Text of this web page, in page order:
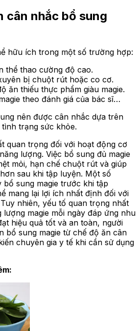
cân nhắc bổ sung
hữu ích trong một số trường hợp:
thể thao cường độ cao.
bị chuột rút hoặc co cơ.
ăn thiếu thực phẩm giàu magie.
theo đánh giá của bác sĩ…
nên được cân nhắc dựa trên
trạng sức khỏe.
quan trọng đối với hoạt động cơ
lượng. Việc bổ sung đủ magie
mỏi, hạn chế chuột rút và giúp
sau khi tập luyện. Một số
bổ sung magie trước khi tập
mang lại lợi ích nhất định đối với
nhiên, yếu tố quan trọng nhất
lượng magie mỗi ngày đáp ứng nhu
hiệu quả tốt và an toàn, người
bổ sung magie từ chế độ ăn cân
chuyên gia y tế khi cần sử dụng